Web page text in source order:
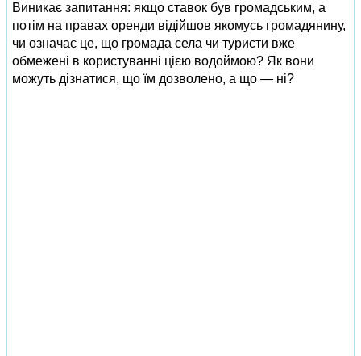
Виникає запитання: якщо ставок був громадським, а
потім на правах оренди відійшов якомусь громадянину,
чи означає це, що громада села чи туристи вже
обмежені в користуванні цією водоймою? Як вони
можуть дізнатися, що їм дозволено, а що — ні?